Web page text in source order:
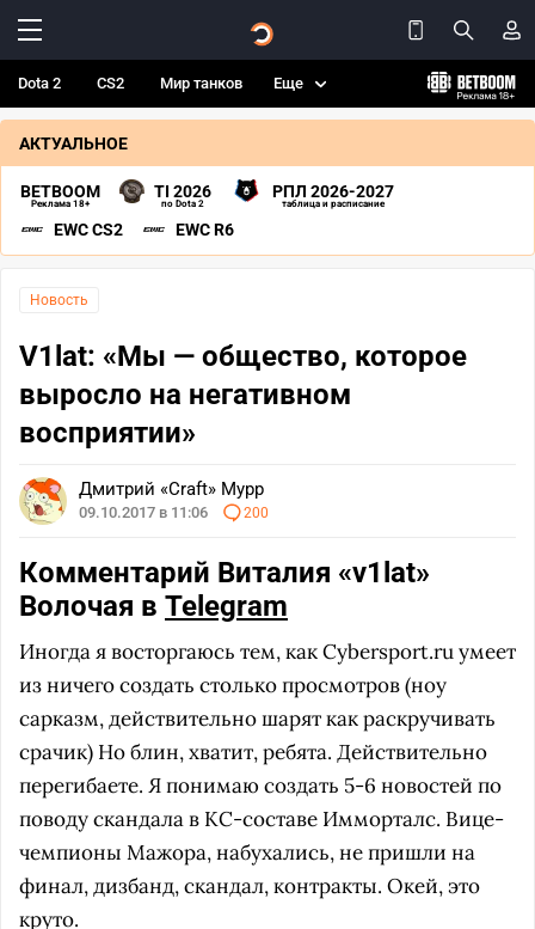
Dota 2 CS2 Мир танков Еще
АКТУАЛЬНОЕ
BETBOOM
Реклама 18+
TI 2026
по Dota 2
РПЛ 2026-2027
таблица и расписание
EWC CS2 EWC R6
Новость
V1lat: «Мы — общество, которое
выросло на негативном
восприятии»
Дмитрий «Craft» Мурр
09.10.2017 в 11:06 200
Комментарий Виталия «v1lat»
Волочая в Telegram
Иногда я восторгаюсь тем, как Cybersport.ru умеет
из ничего создать столько просмотров (ноу
сарказм, действительно шарят как раскручивать
срачик) Но блин, хватит, ребята. Действительно
перегибаете. Я понимаю создать 5-6 новостей по
поводу скандала в КС-составе Имморталс. Вице-
чемпионы Мажора, набухались, не пришли на
финал, дизбанд, скандал, контракты. Окей, это
круто.